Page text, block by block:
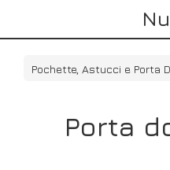
Pochette, Astucci e Porta
Porta